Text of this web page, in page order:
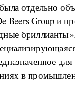
отдельно
Beers Group и
в